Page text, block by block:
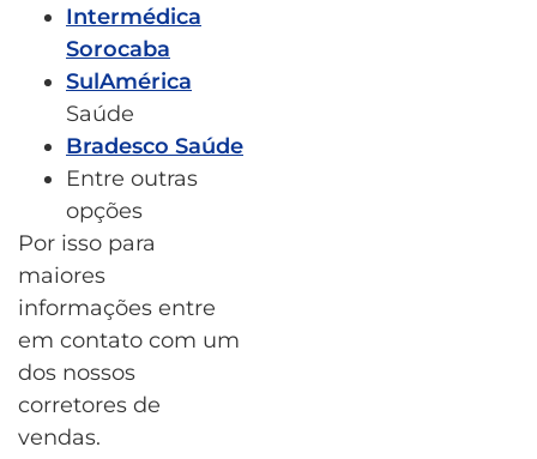
Intermédica
Sorocaba
SulAmérica
Saúde
Bradesco Saúde
Entre outras
opções
Por isso para
maiores
informações entre
em contato com um
dos nossos
corretores de
vendas.